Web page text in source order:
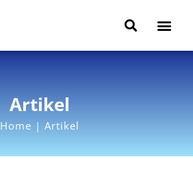
Artikel
Home | Artikel